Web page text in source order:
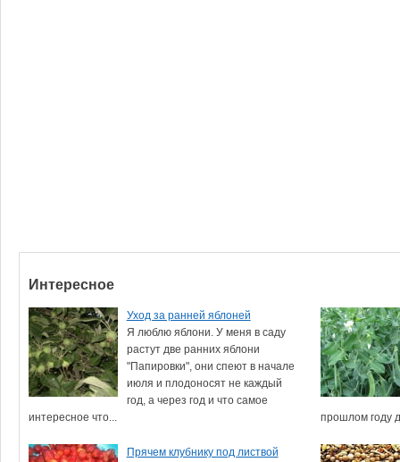
Интересное
Уход за ранней яблоней
Я люблю яблони. У меня в саду
растут две ранних яблони
"Папировки", они спеют в начале
июля и плодоносят не каждый
год, а через год и что самое
интересное что...
прошлом году
Прячем клубнику под листвой